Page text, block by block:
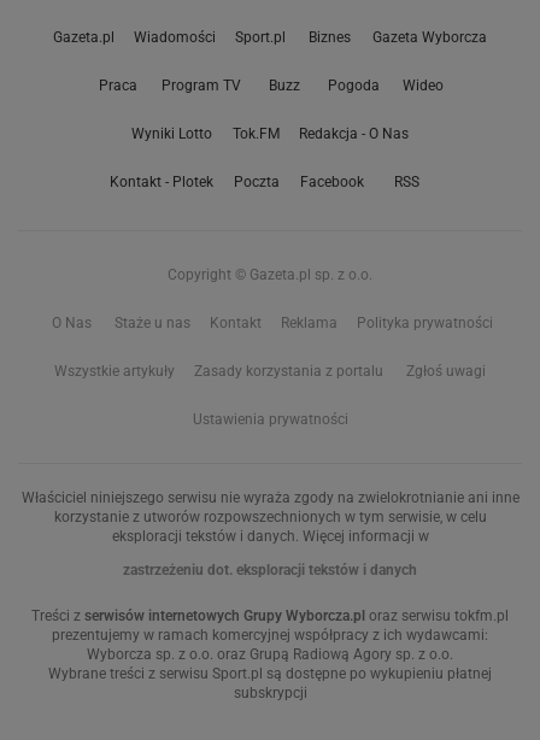
Gazeta.pl Wiadomości Sport.pl Biznes Gazeta Wyborcza
Praca Program TV Buzz Pogoda Wideo
Wyniki Lotto Tok.FM Redakcja - O Nas
Kontakt - Plotek Poczta Facebook RSS
Copyright © Gazeta.pl sp. z o.o.
O Nas Staże u nas Kontakt Reklama Polityka prywatności
Wszystkie artykuły Zasady korzystania z portalu Zgłoś uwagi
Ustawienia prywatności
Właściciel niniejszego serwisu nie wyraża zgody na zwielokrotnianie ani inne
korzystanie z utworów rozpowszechnionych w tym serwisie, w celu
eksploracji tekstów i danych. Więcej informacji w
zastrzeżeniu dot. eksploracji tekstów i danych
Treści z serwisów internetowych Grupy Wyborcza.pl oraz serwisu tokfm.pl
prezentujemy w ramach komercyjnej współpracy z ich wydawcami:
Wyborcza sp. z o.o. oraz Grupą Radiową Agory sp. z o.o.
Wybrane treści z serwisu Sport.pl są dostępne po wykupieniu płatnej
subskrypcji